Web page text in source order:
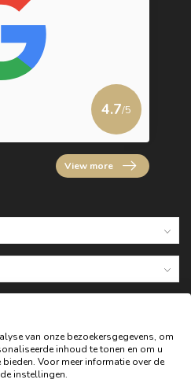
4.7/5
View more
van onze bezoekersgegevens, om
inhoud te tonen en om u
Voor meer informatie over de
instellingen.